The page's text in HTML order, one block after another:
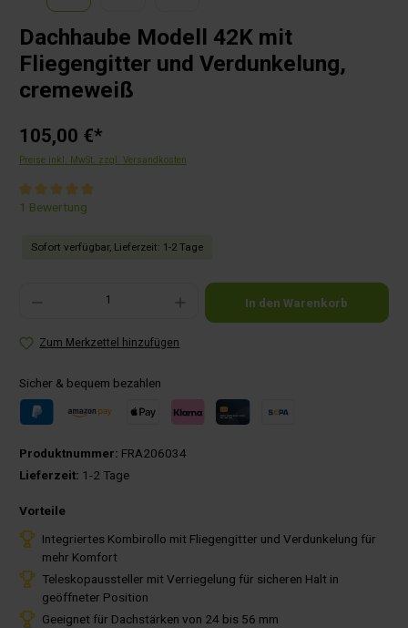
Dachhaube Modell 42K mit
Fliegengitter und Verdunkelung,
cremeweiß
105,00 €*
Preise inkl. MwSt. zzgl. Versandkosten
Durchschnittliche Bewertung von 5 von 5 Sternen
1 Bewertung
Sofort verfügbar, Lieferzeit: 1-2 Tage
Produkt Anzahl: Gib den gewünschten Wert ein oder benutze die Schaltflächen um die
In den Warenkorb
Zum Merkzettel hinzufügen
Sicher & bequem bezahlen
Produktnummer: FRA206034
Lieferzeit: 1-2 Tage
Vorteile
Integriertes Kombirollo mit Fliegengitter und Verdunkelung für
mehr Komfort
Teleskopaussteller mit Verriegelung für sicheren Halt in
geöffneter Position
Geeignet für Dachstärken von 24 bis 56 mm